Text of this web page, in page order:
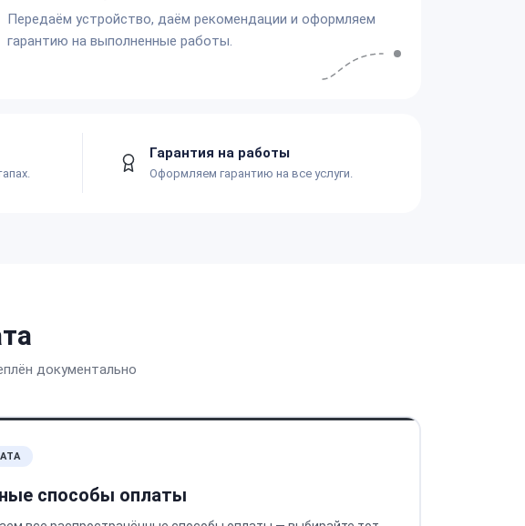
Передаём устройство, даём рекомендации и оформляем
гарантию на выполненные работы.
Гарантия на работы
Оформляем гарантию на все услуги.
документально
способы оплаты